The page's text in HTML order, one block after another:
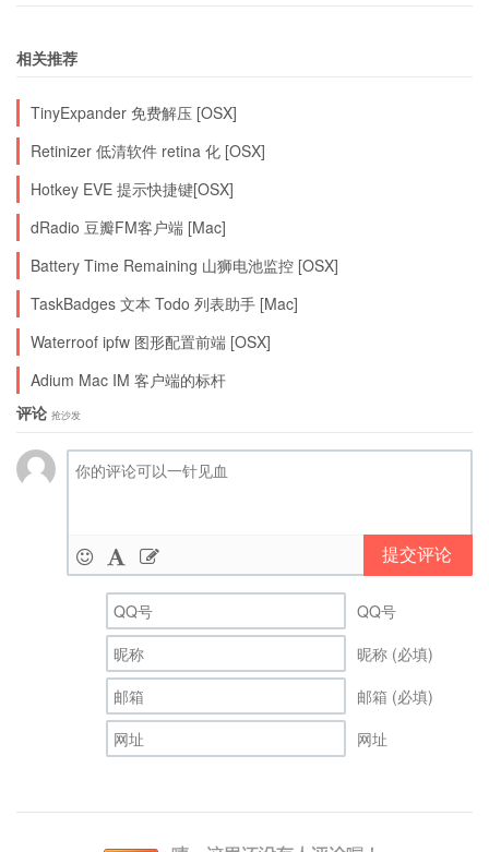
相关推荐
TinyExpander 免费解压 [OSX]
Retinizer 低清软件 retina 化 [OSX]
Hotkey EVE 提示快捷键[OSX]
dRadio 豆瓣FM客户端 [Mac]
Battery Time Remaining 山狮电池监控 [OSX]
TaskBadges 文本 Todo 列表助手 [Mac]
Waterroof ipfw 图形配置前端 [OSX]
Adium Mac IM 客户端的标杆
评论 抢沙发
提交评论
QQ号
昵称 (必填)
邮箱 (必填)
网址